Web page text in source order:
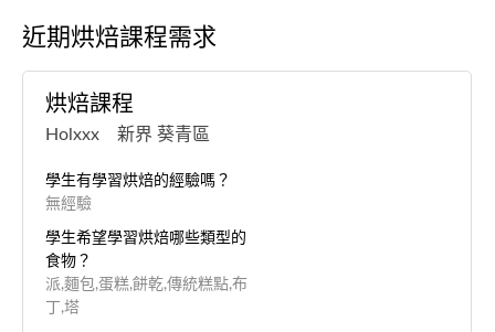
近期烘焙課程需求
烘焙課程
Holxxx 新界 葵青區
學生有學習烘焙的經驗嗎？
無經驗
學生希望學習烘焙哪些類型的
食物？
派,麵包,蛋糕,餅乾,傳統糕點,布
丁,塔